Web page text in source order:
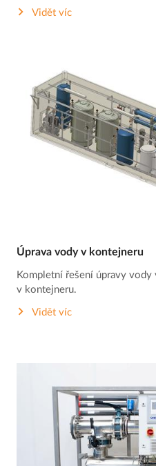
Vidět víc
Úprava vody v kontejneru
Kompletní řešení úpravy
v kontejneru.
Vidět víc